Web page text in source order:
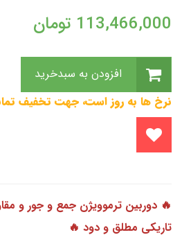
113,466,000 تومان
نرخ ها به روز است، جهت تخفیف
🔥 دوربین ترموویژن جمع و جور و
تاریکی مطلق و دود 🔥